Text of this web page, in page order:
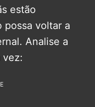
estão
possa voltar a
Analise a
vez: